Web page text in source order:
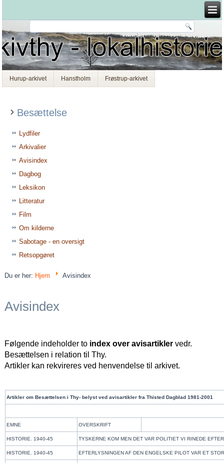
Hurup-arkivet Hanstholm Frøstrup-arkivet
Besættelse
Lydfiler
Arkivalier
Avisindex
Dagbog
Leksikon
Litteratur
Film
Om kilderne
Sabotage - en oversigt
Retsopgøret
Du er her: Hjem Avisindex
Avisindex
Følgende indeholder to index over avisartikler vedr.
Besættelsen i relation til Thy.
Artikler kan rekvireres ved henvendelse til arkivet.
Artikler om Besættelsen i Thy- belyst ved avisartikler fra Thisted Dagblad 1981-2001
EMNE OVERSKRIFT
HISTORIE. 1940-45 TYSKERNE KOM MEN DET VAR POLITIET VI RINEDE EFTER
HISTORIE. 1940-45 EFTERLYSNINGEN AF DEN ENGELSKE PILOT VAR ET